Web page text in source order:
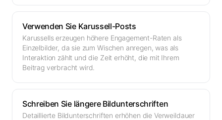
Verwenden Sie Karussell-Posts
Karussells erzeugen höhere Engagement-Raten als
Einzelbilder, da sie zum Wischen anregen, was als
Interaktion zählt und die Zeit erhöht, die mit Ihrem
Beitrag verbracht wird.
Schreiben Sie längere Bildunterschriften
Detaillierte Bildunterschriften erhöhen die Verweildauer